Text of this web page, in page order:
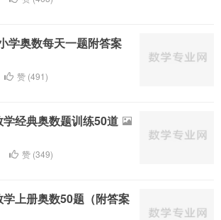
学奥数每天一题附答案
赞 (491)
学经典奥数题训练50道
赞 (349)
上册奥数50题（附答案